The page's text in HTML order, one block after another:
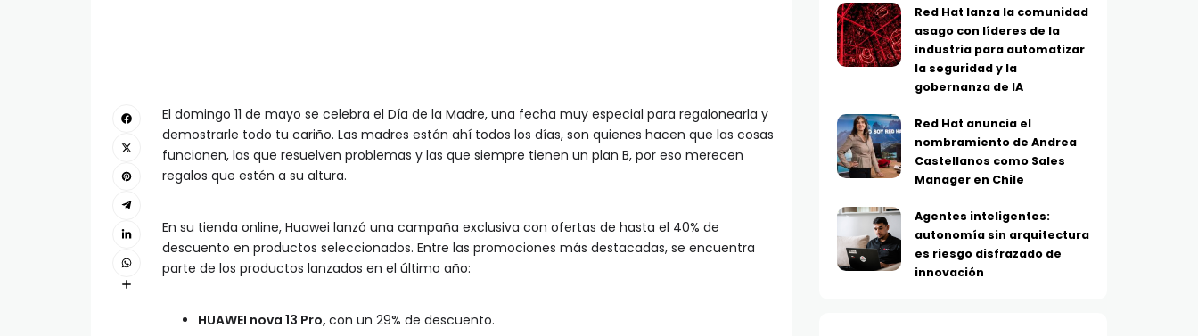
El domingo 11 de mayo se celebra el Día de la Madre, una fecha muy especial para regalonearla y
demostrarle todo tu cariño. Las madres están ahí todos los días, son quienes hacen que las cosas
funcionen, las que resuelven problemas y las que siempre tienen un plan B, por eso merecen
regalos que estén a su altura.
En su tienda online, Huawei lanzó una campaña exclusiva con ofertas de hasta el 40% de
descuento en productos seleccionados. Entre las promociones más destacadas, se encuentra
parte de los productos lanzados en el último año:
HUAWEI nova 13 Pro, con un 29% de descuento.
Red Hat lanza la comunidad
asago con líderes de la
industria para automatizar
la seguridad y la
gobernanza de IA
Red Hat anuncia el
nombramiento de Andrea
Castellanos como Sales
Manager en Chile
Agentes inteligentes:
autonomía sin arquitectura
es riesgo disfrazado de
innovación